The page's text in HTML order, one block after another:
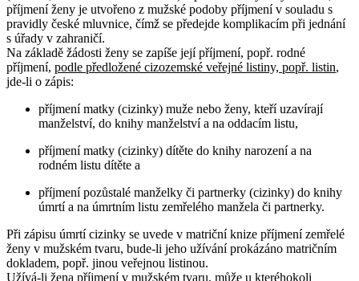
příjmení ženy je utvořeno z mužské podoby příjmení v souladu s
pravidly české mluvnice, čímž se předejde komplikacím při jednání
s úřady v zahraničí.
Na základě žádosti ženy se zapíše její příjmení, popř. rodné
příjmení, podle předložené cizozemské veřejné listiny, popř. listin,
jde-li o zápis:
příjmení matky (cizinky) muže nebo ženy, kteří uzavírají
manželství, do knihy manželství a na oddacím listu,
příjmení matky (cizinky) dítěte do knihy narození a na
rodném listu dítěte a
příjmení pozůstalé manželky či partnerky (cizinky) do knihy
úmrtí a na úmrtním listu zemřelého manžela či partnerky.
Při zápisu úmrtí cizinky se uvede v matriční knize příjmení zemřelé
ženy v mužském tvaru, bude-li jeho užívání prokázáno matričním
dokladem, popř. jinou veřejnou listinou.
Užívá-li žena příjmení v mužském tvaru, může u kteréhokoli